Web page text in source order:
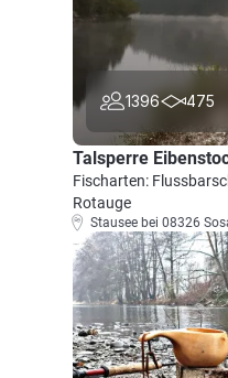
1396 475
Talsperre
Fischarten:
Rotauge
Stausee bei 08326